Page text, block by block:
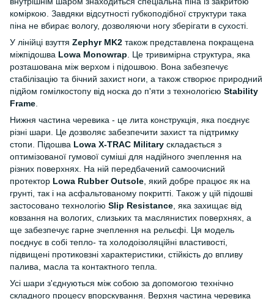
коміркою. Завдяки відсутності губкоподібної структури така
піна не вбирає вологу, дозволяючи ногу зберігати в сухості.
У лінійці взуття Zephyr MK2 також представлена покращена
міжпідошва Lowa Monowrap. Це тривимірна структура, яка
розташована між верхом і підошвою. Вона забезпечує
стабілізацію та бічний захист ноги, а також створює природний
підйом гомілкостопу від носка до п'яти з технологією Stability
Frame.
Нижня частина черевика - це лита конструкція, яка поєднує
різні шари. Це дозволяє забезпечити захист та підтримку
стопи. Підошва Lowa X-TRAC Military складається з
оптимізованої гумової суміші для надійного зчеплення на
різних поверхнях. На ній передбачений самоочисний
протектор Lowa Rubber Outsole, який добре працює як на
грунті, так і на асфальтованому покритті. Також у цій підошві
застосовано технологію Slip Resistance, яка захищає від
ковзання на вологих, слизьких та маслянистих поверхнях, а
ще забезпечує гарне зчеплення на рельєфі. Ця модель
поєднує в собі тепло- та холодоізоляційні властивості,
підвищені протиковзні характеристики, стійкість до впливу
палива, масла та контактного тепла.
Усі шари з'єднуються між собою за допомогою технічно
складного процесу впорскування. Верхня частина черевика